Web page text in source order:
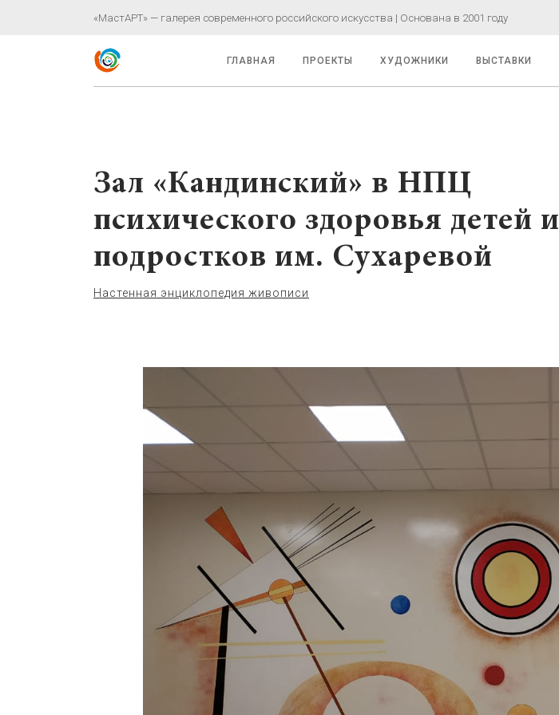
«МастАРТ» — галерея современного российского искусства | Основана в 2001 году
ГЛАВНАЯ ПРОЕКТЫ ХУДОЖНИКИ ВЫСТАВКИ
Зал «Кандинский» в НПЦ
психического здоровья детей и
подростков им. Сухаревой
Настенная энциклопедия живописи